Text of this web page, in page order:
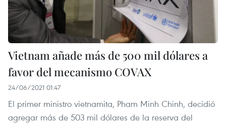
Vietnam añade más de 500 mil dólares a
favor del mecanismo COVAX
24/06/2021 01:47
El primer ministro vietnamita, Pham Minh Chinh, decidió
agregar más de 503 mil dólares de la reserva del